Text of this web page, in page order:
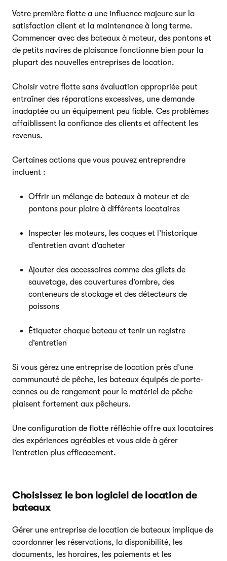
Votre première flotte a une influence majeure sur la
satisfaction client et la maintenance à long terme.
Commencer avec des bateaux à moteur, des pontons et
de petits navires de plaisance fonctionne bien pour la
plupart des nouvelles entreprises de location.
Choisir votre flotte sans évaluation appropriée peut
entraîner des réparations excessives, une demande
inadaptée ou un équipement peu fiable. Ces problèmes
affaiblissent la confiance des clients et affectent les
revenus.
Certaines actions que vous pouvez entreprendre
incluent :
Offrir un mélange de bateaux à moteur et de
pontons pour plaire à différents locataires
Inspecter les moteurs, les coques et l’historique
d’entretien avant d’acheter
Ajouter des accessoires comme des gilets de
sauvetage, des couvertures d’ombre, des
conteneurs de stockage et des détecteurs de
poissons
Étiqueter chaque bateau et tenir un registre
d’entretien
Si vous gérez une entreprise de location près d’une
communauté de pêche, les bateaux équipés de porte-
cannes ou de rangement pour le matériel de pêche
plaisent fortement aux pêcheurs.
Une configuration de flotte réfléchie offre aux locataires
des expériences agréables et vous aide à gérer
l’entretien plus efficacement.
Choisissez le bon logiciel de location de
bateaux
Gérer une entreprise de location de bateaux implique de
coordonner les réservations, la disponibilité, les
documents, les horaires, les paiements et les